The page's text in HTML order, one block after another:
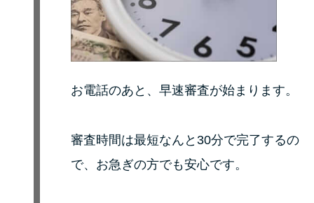
お電話のあと、早速審査が始まります。
審査時間は最短なんと30分で完了するの
で、お急ぎの方でも安心です。